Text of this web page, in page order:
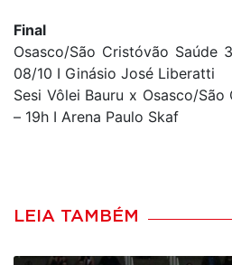
Final
Osasco/São Cristóvão Saúde
08/10 I Ginásio José Liberatti
Sesi Vôlei Bauru x Osasco/São
– 19h I Arena Paulo Skaf
LEIA TAMBÉM